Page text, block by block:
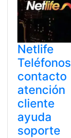
Netlife
Teléfonos
contacto
atención
cliente
ayuda
soporte